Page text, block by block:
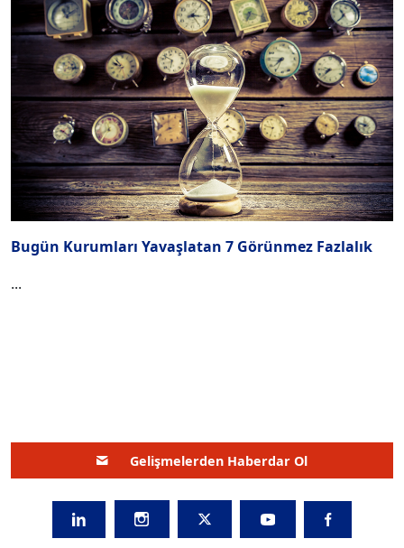
Bugün Kurumları Yavaşlatan 7 Görünmez Fazlalık
...
Gelişmelerden Haberdar Ol